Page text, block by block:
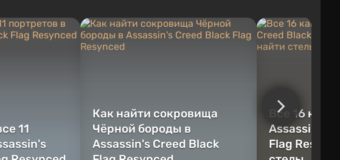
Игроку дана по...
нарушите
11
Как найти сокровища
Чёрной бороды в
Assassin's Creed Black
Все 16
Assassin's
Flag